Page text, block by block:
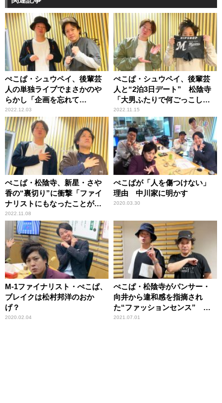
ぺこぱ・シュウペイ、後輩芸
人の単独ライブでまさかのや
らかし「企画を忘れて
て……」
2022.12.03
ぺこぱ・シュウペイ、後輩芸
人と“2泊3日デート” 松陰寺
「大男ふたりで何ごっこして
るんだよ（笑）」
2022.11.15
ぺこぱ・松陰寺、新星・さや
香の“裏切り”に衝撃「ファイ
ナリストにもなったことがあ
るのに……」
2022.11.08
ぺこぱが「人を傷つけない」
理由 中川家に明かす
2020.03.30
M-1ファイナリスト・ぺこぱ、
ブレイクは松村邦洋のおか
げ？
2020.02.04
ぺこぱ・松陰寺がパンサー・
向井から違和感を指摘され
た“ファッションセンス” シ
ュウペイも「すごくわかる」
2021.07.01